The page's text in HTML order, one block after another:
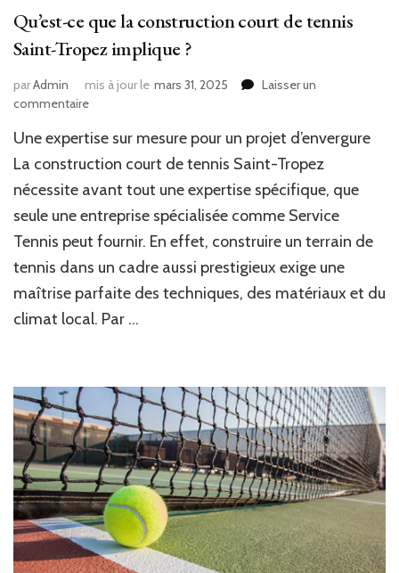
Qu’est-ce que la construction court de tennis
Saint-Tropez implique ?
parAdmin mis à jour le mars 31, 2025
Laisser un
commentairesur
ce
que
construction
court
de
Saint-
Tropez
implique
?
Une expertise sur mesure pour un projet d’envergure
La construction court de tennis Saint-Tropez
nécessite avant tout une expertise spécifique, que
seule une entreprise spécialisée comme Service
Tennis peut fournir. En effet, construire un terrain de
tennis dans un cadre aussi prestigieux exige une
maîtrise parfaite des techniques, des matériaux et du
climat local. Par …